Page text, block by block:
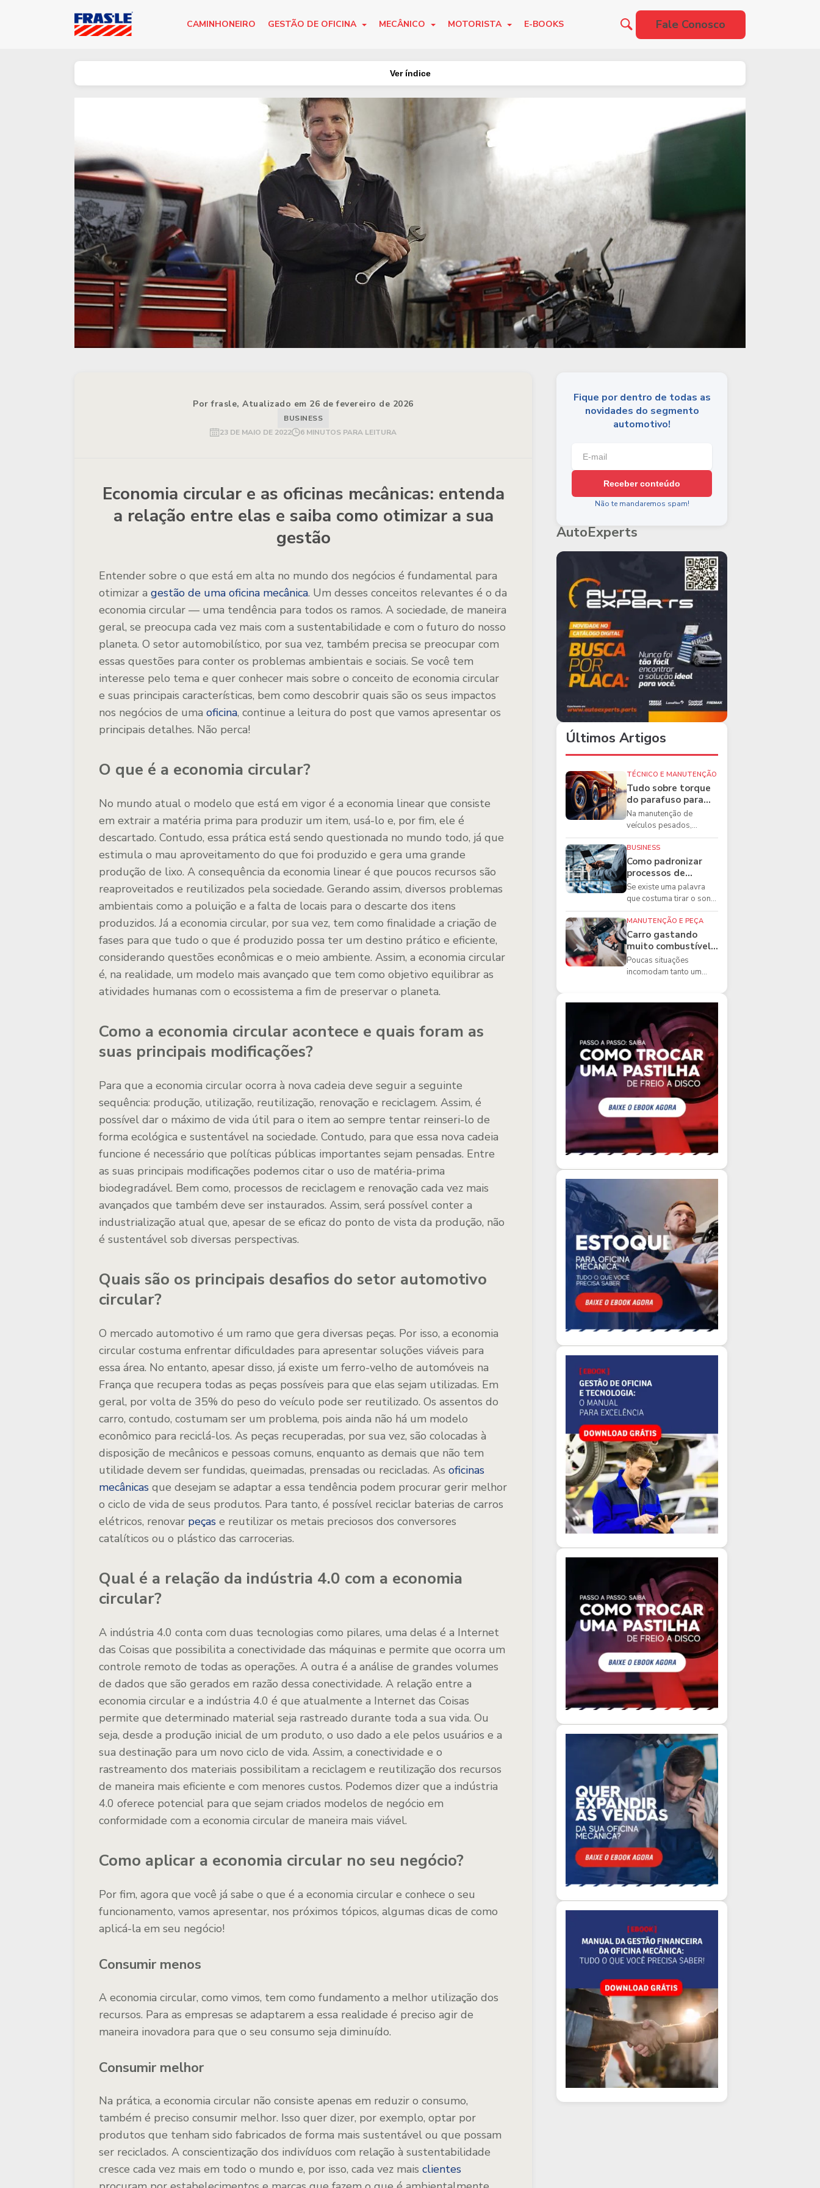
CAMINHONEIRO GESTÃO DE OFICINA MECÂNICO MOTORISTA E-BOOKS Fale Conosco
Ver índice
Por frasle, Atualizado em 26 de fevereiro de 2026
BUSINESS
23 DE MAIO DE 2022
6 MINUTOS PARA LEITURA
Economia circular e as oficinas mecânicas: entenda
a relação entre elas e saiba como otimizar a sua
gestão
Entender sobre o que está em alta no mundo dos negócios é fundamental para
otimizar a gestão de uma oficina mecânica. Um desses conceitos relevantes é o da
economia circular — uma tendência para todos os ramos. A sociedade, de maneira
geral, se preocupa cada vez mais com a sustentabilidade e com o futuro do nosso
planeta. O setor automobilístico, por sua vez, também precisa se preocupar com
essas questões para conter os problemas ambientais e sociais. Se você tem
interesse pelo tema e quer conhecer mais sobre o conceito de economia circular
e suas principais características, bem como descobrir quais são os seus impactos
nos negócios de uma oficina, continue a leitura do post que vamos apresentar os
principais detalhes. Não perca!
O que é a economia circular?
No mundo atual o modelo que está em vigor é a economia linear que consiste
em extrair a matéria prima para produzir um item, usá-lo e, por fim, ele é
descartado. Contudo, essa prática está sendo questionada no mundo todo, já que
estimula o mau aproveitamento do que foi produzido e gera uma grande
produção de lixo. A consequência da economia linear é que poucos recursos são
reaproveitados e reutilizados pela sociedade. Gerando assim, diversos problemas
ambientais como a poluição e a falta de locais para o descarte dos itens
produzidos. Já a economia circular, por sua vez, tem como finalidade a criação de
fases para que tudo o que é produzido possa ter um destino prático e eficiente,
considerando questões econômicas e o meio ambiente. Assim, a economia circular
é, na realidade, um modelo mais avançado que tem como objetivo equilibrar as
atividades humanas com o ecossistema a fim de preservar o planeta.
Como a economia circular acontece e quais foram as
suas principais modificações?
Para que a economia circular ocorra à nova cadeia deve seguir a seguinte
sequência: produção, utilização, reutilização, renovação e reciclagem. Assim, é
possível dar o máximo de vida útil para o item ao sempre tentar reinseri-lo de
forma ecológica e sustentável na sociedade. Contudo, para que essa nova cadeia
funcione é necessário que políticas públicas importantes sejam pensadas. Entre
as suas principais modificações podemos citar o uso de matéria-prima
biodegradável. Bem como, processos de reciclagem e renovação cada vez mais
avançados que também deve ser instaurados. Assim, será possível conter a
industrialização atual que, apesar de se eficaz do ponto de vista da produção, não
é sustentável sob diversas perspectivas.
Quais são os principais desafios do setor automotivo
circular?
O mercado automotivo é um ramo que gera diversas peças. Por isso, a economia
circular costuma enfrentar dificuldades para apresentar soluções viáveis para
essa área. No entanto, apesar disso, já existe um ferro-velho de automóveis na
França que recupera todas as peças possíveis para que elas sejam utilizadas. Em
geral, por volta de 35% do peso do veículo pode ser reutilizado. Os assentos do
carro, contudo, costumam ser um problema, pois ainda não há um modelo
econômico para reciclá-los. As peças recuperadas, por sua vez, são colocadas à
disposição de mecânicos e pessoas comuns, enquanto as demais que não tem
utilidade devem ser fundidas, queimadas, prensadas ou recicladas. As oficinas
mecânicas que desejam se adaptar a essa tendência podem procurar gerir melhor
o ciclo de vida de seus produtos. Para tanto, é possível reciclar baterias de carros
elétricos, renovar peças e reutilizar os metais preciosos dos conversores
catalíticos ou o plástico das carrocerias.
Qual é a relação da indústria 4.0 com a economia
circular?
A indústria 4.0 conta com duas tecnologias como pilares, uma delas é a Internet
das Coisas que possibilita a conectividade das máquinas e permite que ocorra um
controle remoto de todas as operações. A outra é a análise de grandes volumes
de dados que são gerados em razão dessa conectividade. A relação entre a
economia circular e a indústria 4.0 é que atualmente a Internet das Coisas
permite que determinado material seja rastreado durante toda a sua vida. Ou
seja, desde a produção inicial de um produto, o uso dado a ele pelos usuários e a
sua destinação para um novo ciclo de vida. Assim, a conectividade e o
rastreamento dos materiais possibilitam a reciclagem e reutilização dos recursos
de maneira mais eficiente e com menores custos. Podemos dizer que a indústria
4.0 oferece potencial para que sejam criados modelos de negócio em
conformidade com a economia circular de maneira mais viável.
Como aplicar a economia circular no seu negócio?
Por fim, agora que você já sabe o que é a economia circular e conhece o seu
funcionamento, vamos apresentar, nos próximos tópicos, algumas dicas de como
aplicá-la em seu negócio!
Consumir menos
A economia circular, como vimos, tem como fundamento a melhor utilização dos
recursos. Para as empresas se adaptarem a essa realidade é preciso agir de
maneira inovadora para que o seu consumo seja diminuído.
Consumir melhor
Na prática, a economia circular não consiste apenas em reduzir o consumo,
também é preciso consumir melhor. Isso quer dizer, por exemplo, optar por
produtos que tenham sido fabricados de forma mais sustentável ou que possam
ser reciclados. A conscientização dos indivíduos com relação à sustentabilidade
cresce cada vez mais em todo o mundo e, por isso, cada vez mais clientes
Fique por dentro de todas as
novidades do segmento
automotivo!
Receber conteúdo
Não te mandaremos spam!
AutoExperts
Últimos Artigos
TÉCNICO E MANUTENÇÃO
Tudo sobre torque
do parafuso para
caminhões e as
boas práticas que
todo mecânico
precisa conhecer
Na manutenção de
veículos pesados,
existem ferramentas que
fazem diferença direta na
segurança e na ...
BUSINESS
Como padronizar
processos de
manutenção de
frota na oficina
Se existe uma palavra
que costuma tirar o sono
dos gestores de
manutenção, ela é a
imprevisibilidade...
MANUTENÇÃO E PEÇA
Carro gastando
muito combustível:
5 motivos que
podem aumentar o
Poucas situações
incomodam tanto um
acabando mais r...